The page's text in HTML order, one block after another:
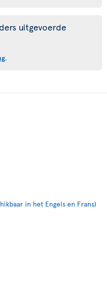
uitgevoerde
.
in het Engels en Frans)